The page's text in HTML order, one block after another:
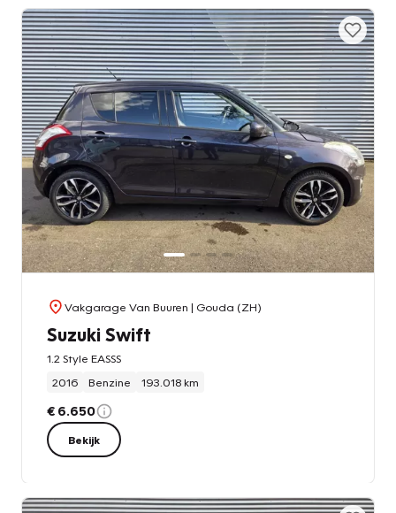
Vakgarage Van Buuren | Gouda (ZH)
Suzuki Swift
1.2 Style EASSS
2016
Benzine 193.018 km
€ 6.650
Bekijk